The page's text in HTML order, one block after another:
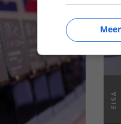
EISA